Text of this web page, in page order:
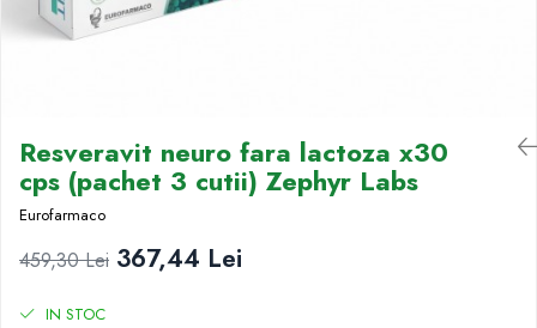
Antioxidanti
Altele-Suplimente alimentare
Resveravit neuro fara lactoza x30
cps (pachet 3 cutii) Zephyr Labs
Eurofarmaco
459,30 Lei 367,44 Lei
IN STOC